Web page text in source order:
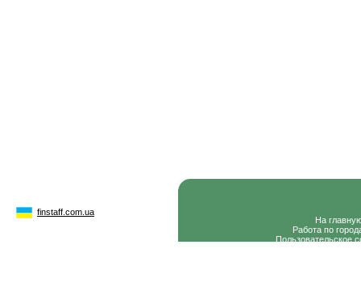
finstaff.com.ua
На
Работа по
Пользовательское